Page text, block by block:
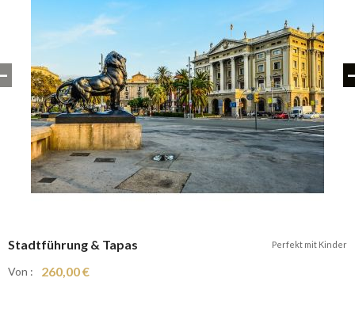
& Tapas Perfekt mit Kinder
: 260,00 €